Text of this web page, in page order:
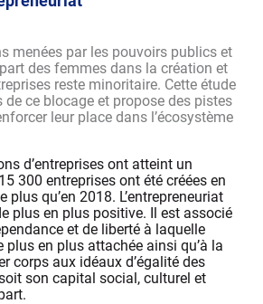
menées par les pouvoirs publics et
des femmes dans la création et
reste minoritaire. Cette étude
de ce blocage et propose des pistes
leur place dans l’écosystème
d’entreprises ont atteint un
300 entreprises ont été créées en
plus qu’en 2018. L’entrepreneuriat
plus en plus positive. Il est associé
et de liberté à laquelle
plus en plus attachée ainsi qu’à la
corps aux idéaux d’égalité des
son capital social, culturel et